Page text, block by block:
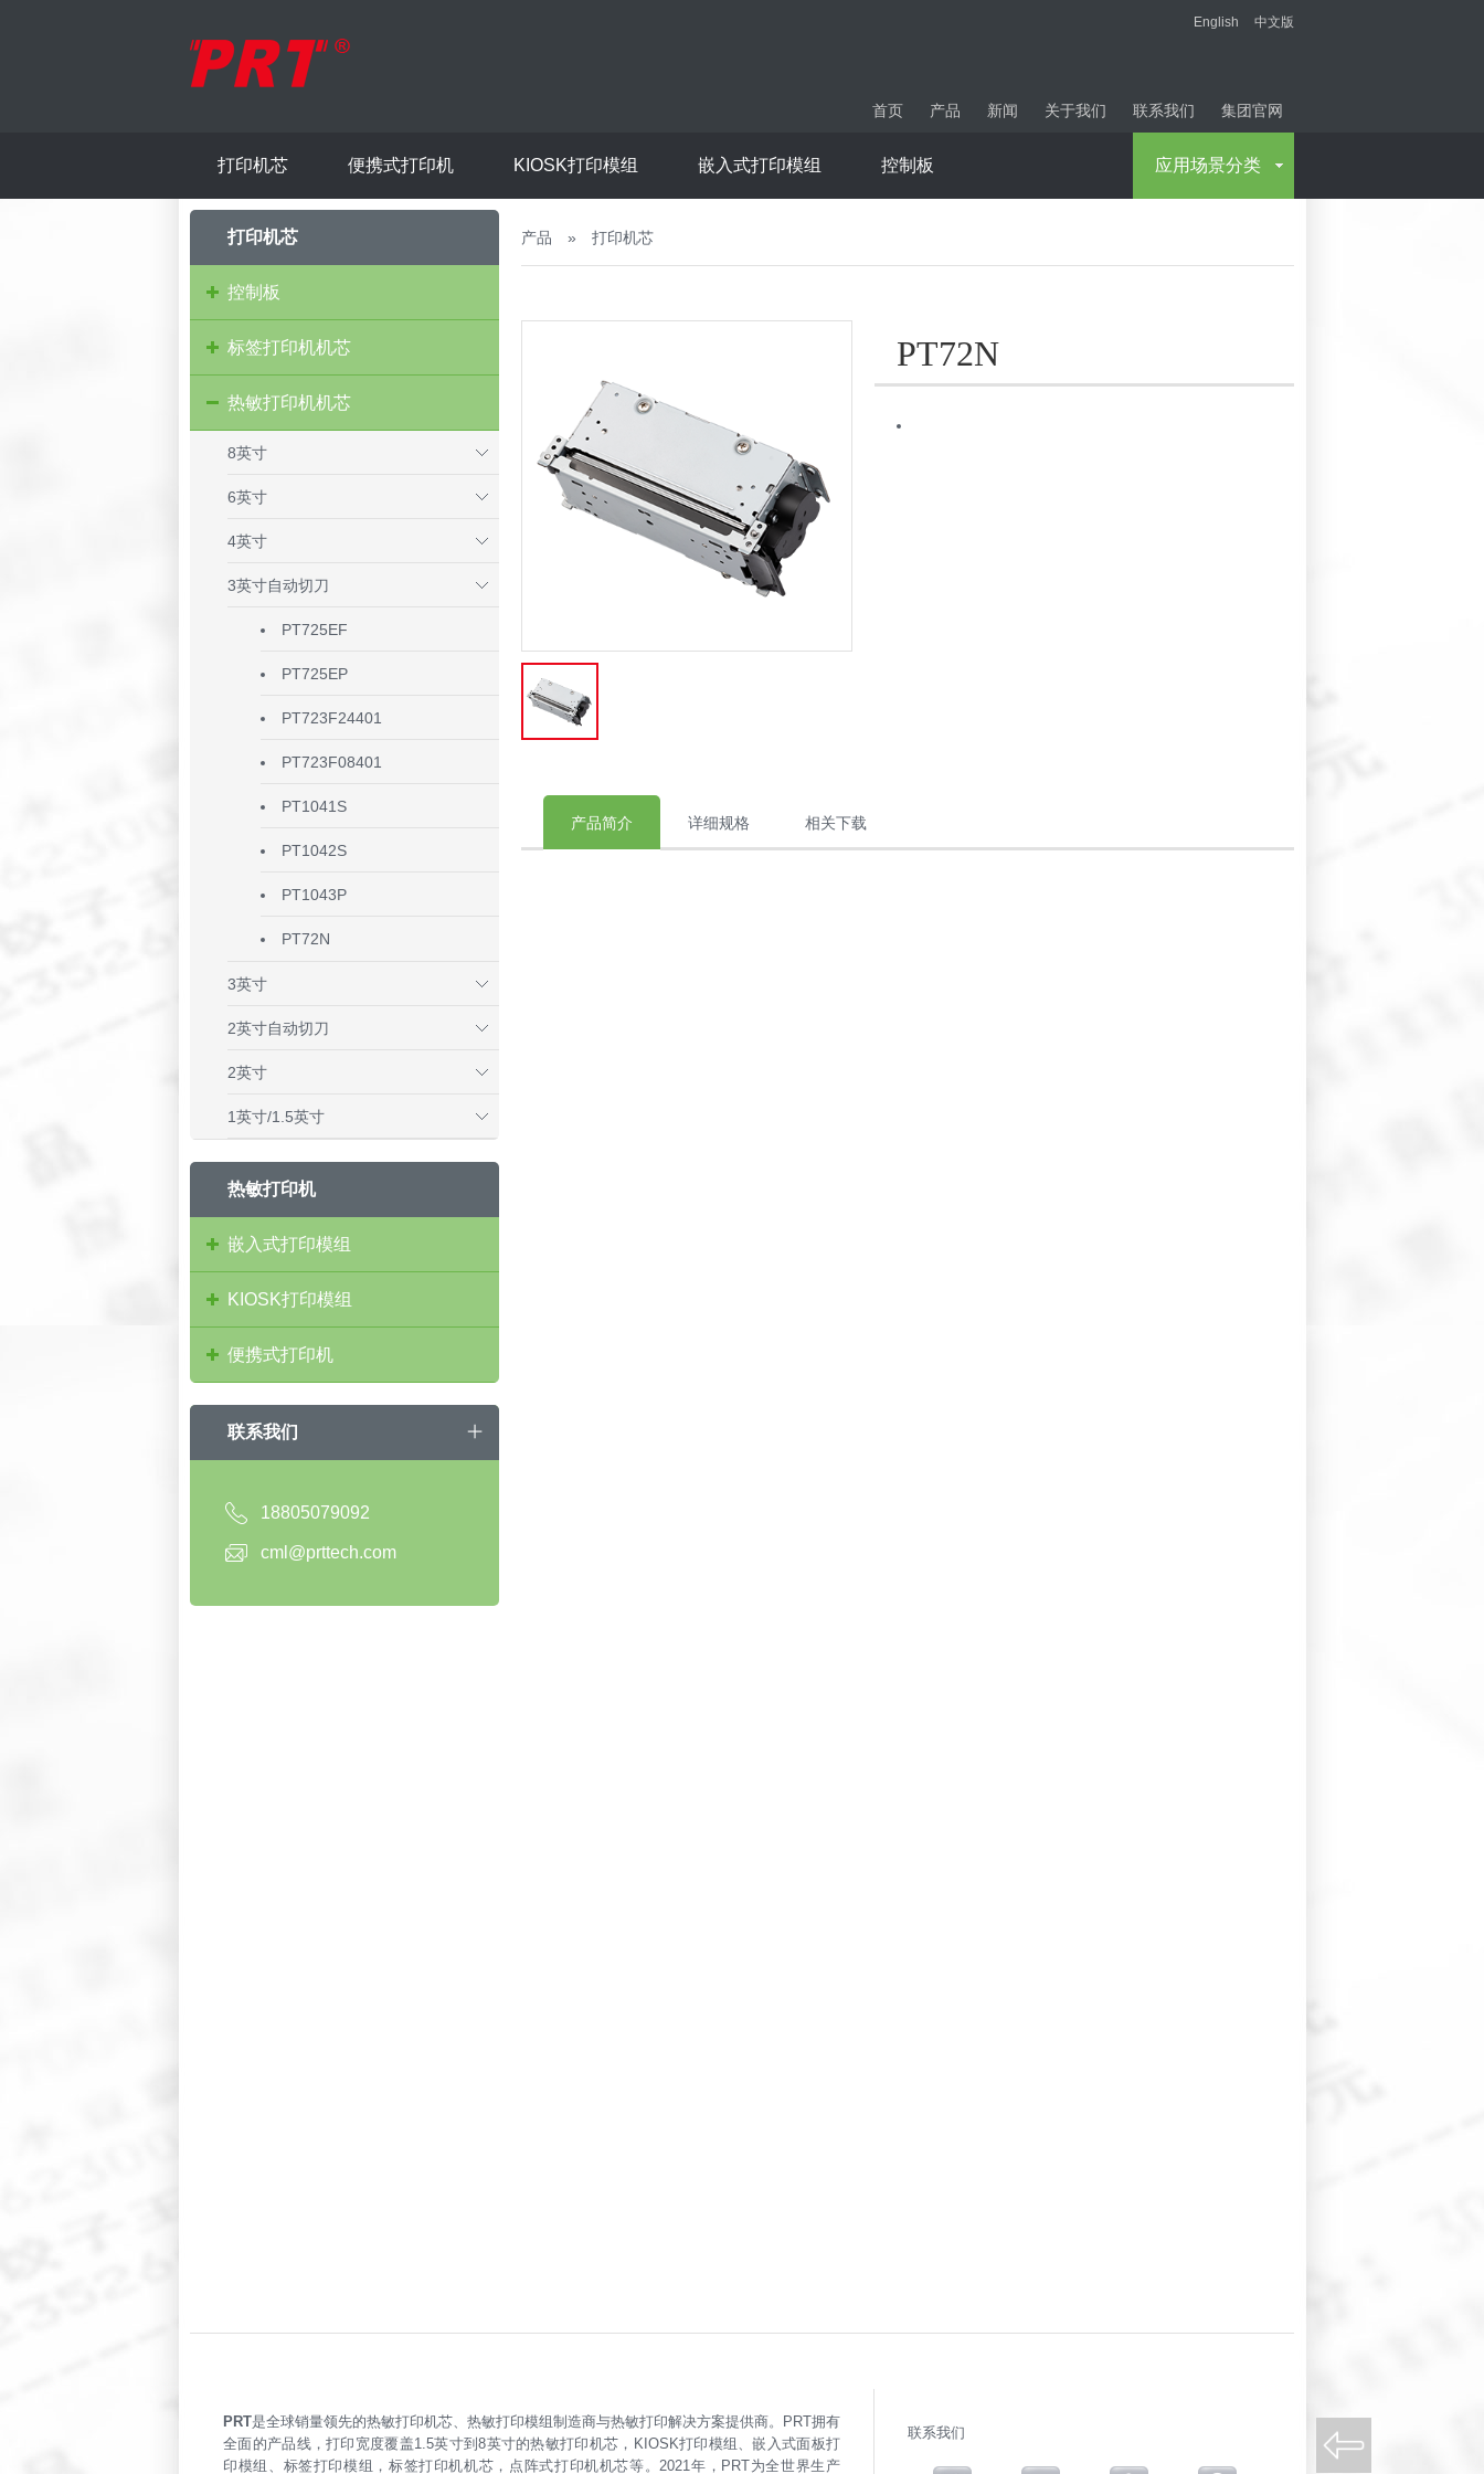
English 中文版
首页 产品 新闻 关于我们 联系我们 集团官网
打印机芯 便携式打印机 KIOSK打印模组 嵌入式打印模组 控制板 应用场景分类
打印机芯
控制板
标签打印机机芯
热敏打印机机芯
8英寸
6英寸
4英寸
3英寸自动切刀
PT725EF
PT725EP
PT723F24401
PT723F08401
PT1041S
PT1042S
PT1043P
PT72N
3英寸
2英寸自动切刀
2英寸
1英寸/1.5英寸
热敏打印机
嵌入式打印模组
KIOSK打印模组
便携式打印机
联系我们
18805079092
cml@prttech.com
产品 » 打印机芯
PT72N
产品简介 详细规格 相关下载
PRT是全球销量领先的热敏打印机芯、热敏打印模组制造商与热敏打印解决方案提供商。PRT拥有
全面的产品线，打印宽度覆盖1.5英寸到8英寸的热敏打印机芯，KIOSK打印模组、嵌入式面板打
印模组、标签打印模组，标签打印机机芯，点阵式打印机机芯等。2021年，PRT为全世界生产
联系我们